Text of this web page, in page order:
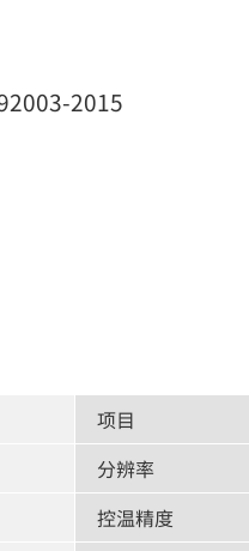
2015
项目
分辨率
控温精度